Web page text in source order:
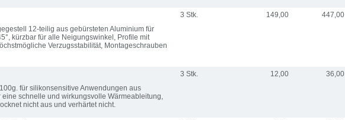
12-teilig aus gebürsteten Aluminium für
kürzbar für alle Neigungswinkel, Profile mit
Verzugsstabilität, Montageschrauben
3 Stk. 149,00 447,00
für silikonsensitive Anwendungen aus
schnelle und wirkungsvolle Wärmeableitung,
nicht aus und verhärtet nicht.
3 Stk. 12,00 36,00